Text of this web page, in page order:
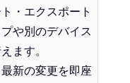
・エクスポート
や別のデバイス
ます。
新の変更を即座